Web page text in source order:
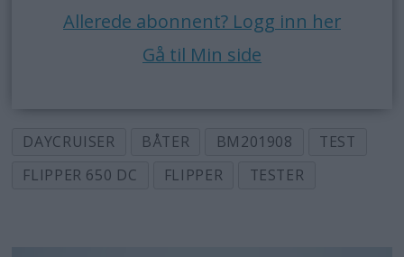
Allerede abonnent? Logg inn her
Gå til Min side
DAYCRUISER BÅTER BM201908
TEST
FLIPPER 650 DC
FLIPPER TESTER